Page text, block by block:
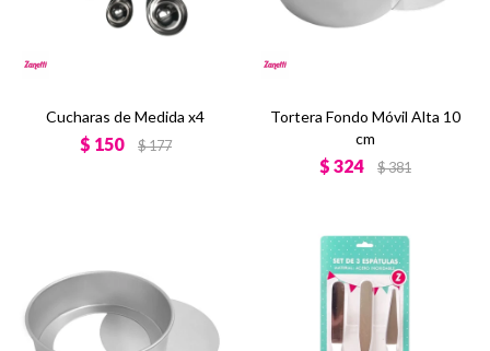
Cucharas de Medida x4
$ 150 $177
Tortera Fondo Móvil Alta 10
cm
$ 324 $381